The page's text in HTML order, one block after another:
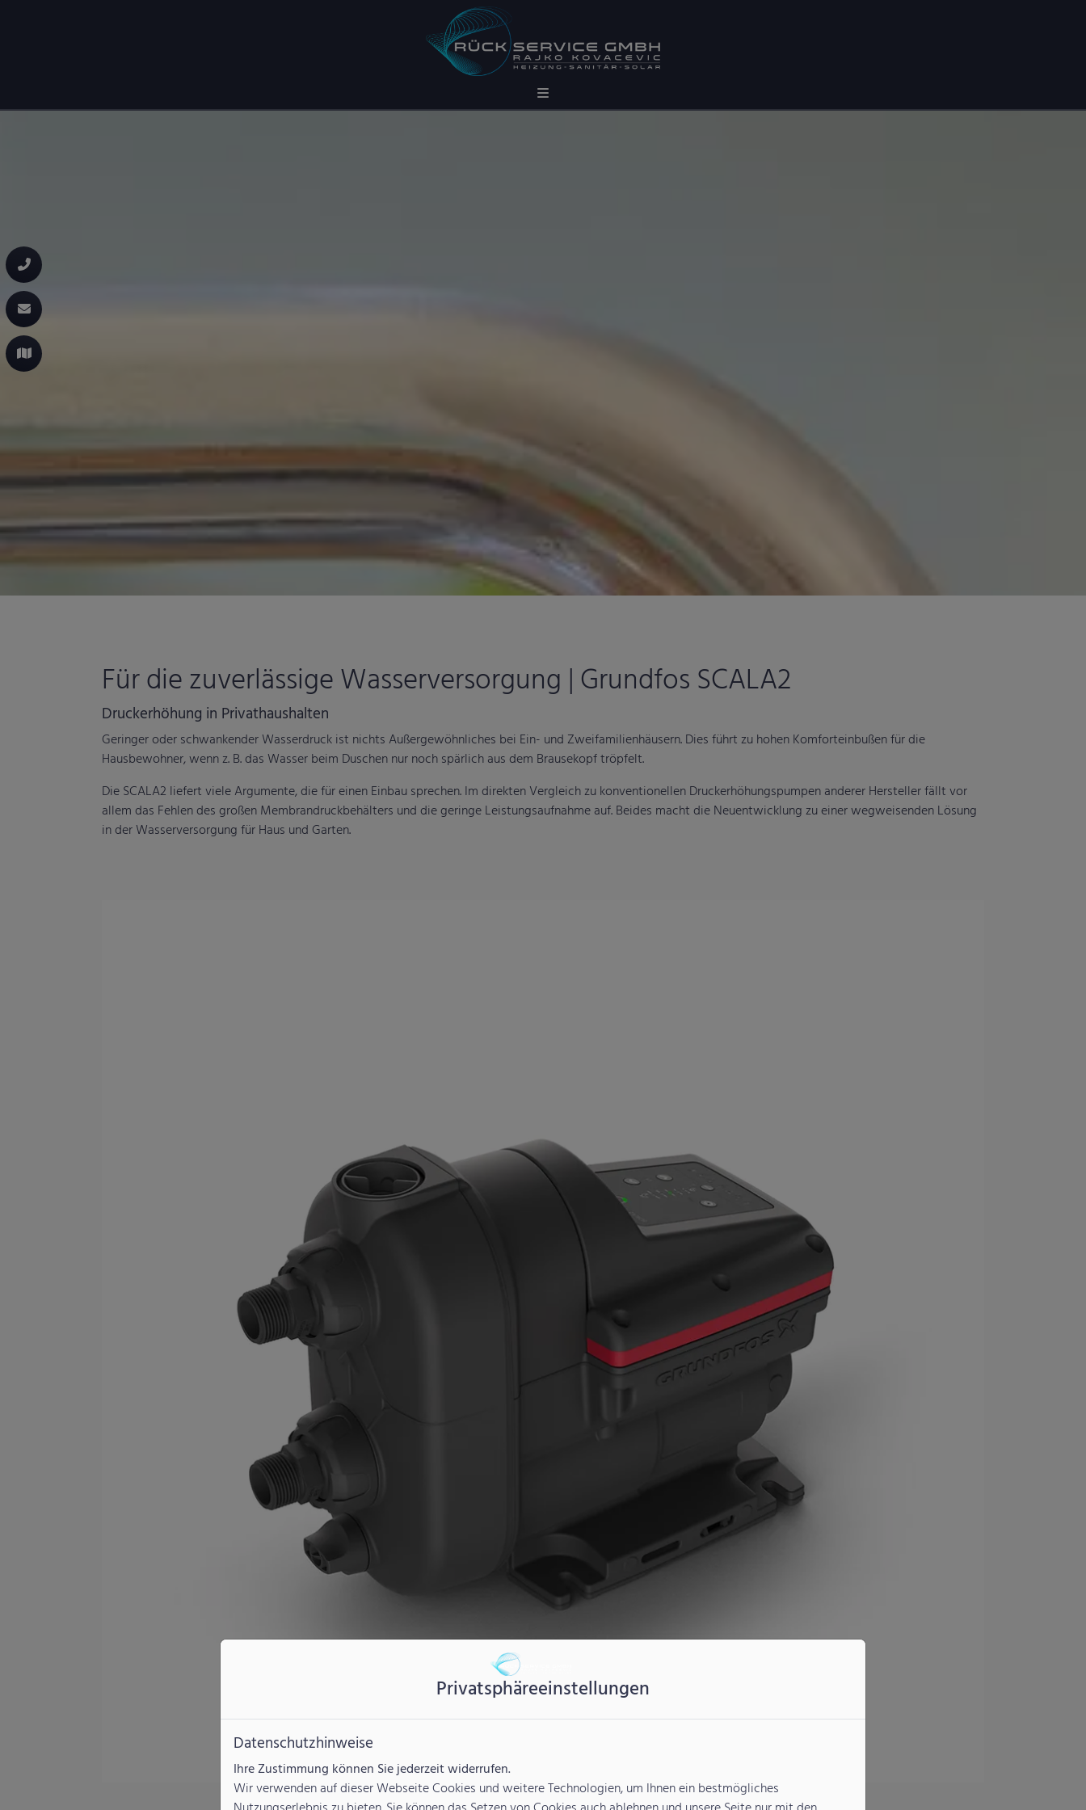
Für die zuverlässige Wasserversorgung | Grundfos SCALA2
Druckerhöhung in Privathaushalten
Geringer oder schwankender Wasserdruck ist nichts Außergewöhnliches bei Ein- und Zweifamilienhäusern. Dies führt zu hohen Komforteinbußen für die
Hausbewohner, wenn z. B. das Wasser beim Duschen nur noch spärlich aus dem Brausekopf tröpfelt.
Die SCALA2 liefert viele Argumente, die für einen Einbau sprechen. Im direkten Vergleich zu konventionellen Druckerhöhungspumpen anderer Hersteller fällt vor
allem das Fehlen des großen Membrandruckbehälters und die geringe Leistungsaufnahme auf. Beides macht die Neuentwicklung zu einer wegweisenden Lösung
in der Wasserversorgung für Haus und Garten.
schließen
schließen
Privatsphäre­einstellungen
Datenschutzhinweise
Ihre Zustimmung können Sie jederzeit widerrufen.
Wir verwenden auf dieser Webseite Cookies und weitere Technologien, um Ihnen ein bestmögliches